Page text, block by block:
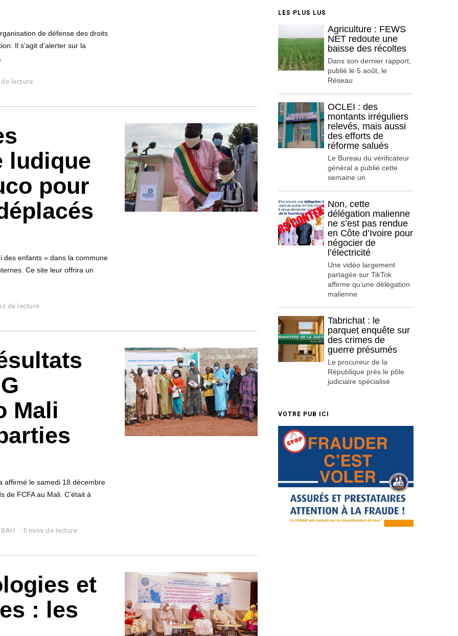
de défense des droits
Il s’agit d’alerter sur la
lecture
ludique
pour
des enfants » dans la commune
Ce site leur offrira un
de lecture
Mali
affirmé le samedi 18 décembre
FCFA au Mali. C’était à
5 mins de lecture
et
: les
LES PLUS LUS
Agriculture : FEWS
NET redoute une
baisse des récoltes
Dans son dernier rapport,
publié le 5 août, le
Réseau
OCLEI : des
montants irréguliers
relevés, mais aussi
des efforts de
réforme salués
Le Bureau du vérificateur
général a publié cette
semaine un
Non, cette
délégation malienne
ne s’est pas rendue
en Côte d’Ivoire pour
négocier de
l’électricité
Une vidéo largement
partagée sur TikTok
affirme qu’une délégation
malienne
Tabrichat : le
parquet enquête sur
des crimes de
guerre présumés
Le procureur de la
République près le pôle
judiciaire spécialisé
VOTRE PUB ICI